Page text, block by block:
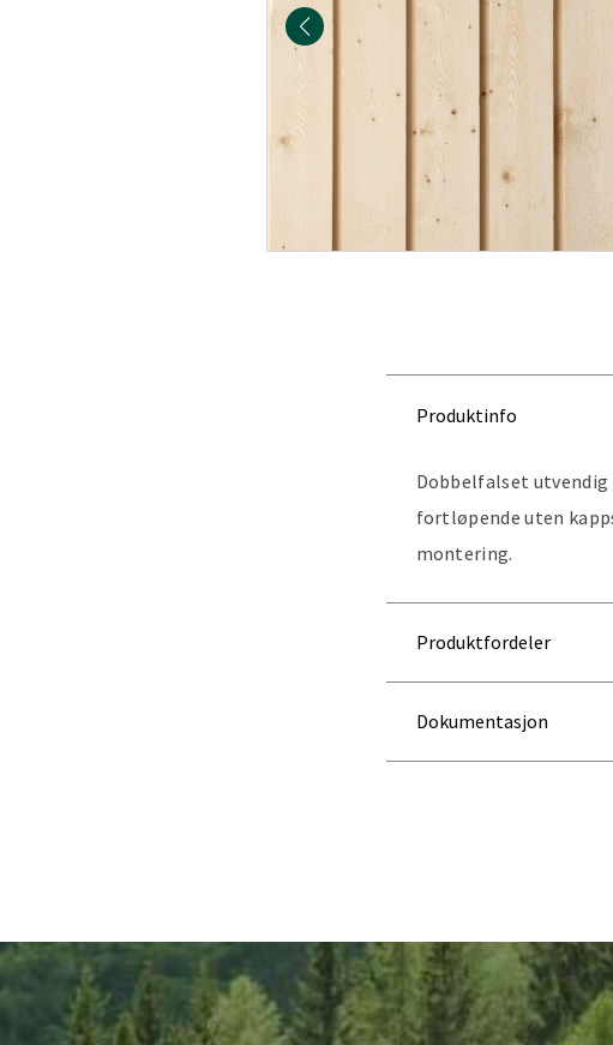
Produktinfo
Dobbelfalset utvendig
fortløpende uten
montering.
Produktfordeler
Dokumentasjon